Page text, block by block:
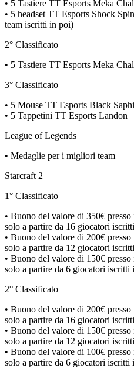
• 5 Tastiere TT Esports Meka
• 5 headset TT Esports Shock
team iscritti in poi)
2° Classificato
• 5 Tastiere TT Esports Meka
3° Classificato
• 5 Mouse TT Esports Black
• 5 Tappetini TT Esports Landon
League of Legends
• Medaglie per i migliori team
Starcraft 2
1° Classificato
• Buono del valore di 350€
solo a partire da 16 giocatori
• Buono del valore di 200€
solo a partire da 12 giocatori
• Buono del valore di 150€
solo a partire da 6 giocatori iscritti
2° Classificato
• Buono del valore di 200€
solo a partire da 16 giocatori
• Buono del valore di 150€
solo a partire da 12 giocatori
• Buono del valore di 100€
solo a partire da 6 giocatori iscritti